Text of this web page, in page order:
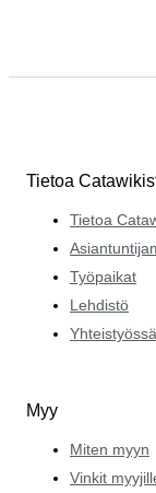
Tietoa
Tietoa
Työpaikat
Lehdistö
Myy
Miten myyn
Vinkit